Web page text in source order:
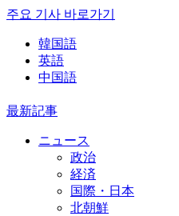
주요 기사 바로가기
韓国語
英語
中国語
最新記事
ニュース
政治
経済
国際・日本
北朝鮮